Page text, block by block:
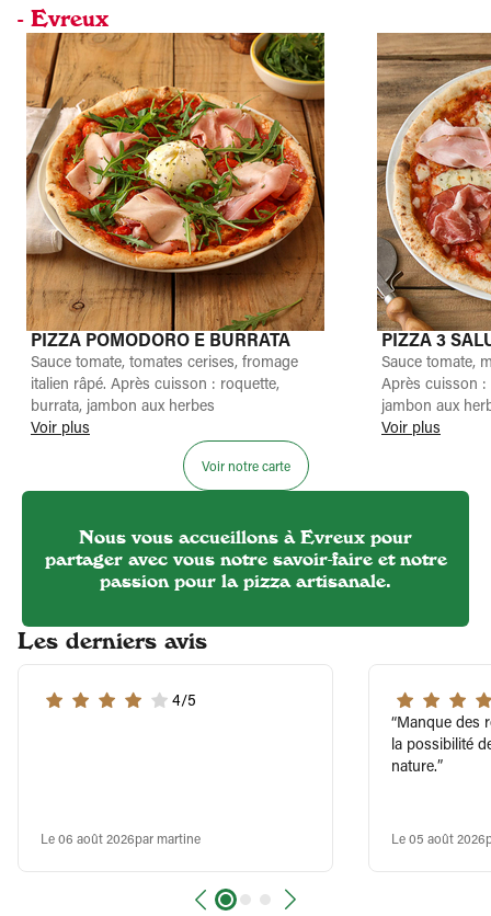
- Evreux
PIZZA POMODORO E BURRATA
Sauce tomate, tomates cerises, fromage
italien râpé. Après cuisson : roquette,
burrata, jambon aux herbes
Voir plus
PIZZA 3
Sauce tomate,
Après cuisson :
jambon aux
Voir plus
Voir notre carte
Nous vous accueillons à Evreux pour
partager avec vous notre savoir-faire et notre
passion pour la pizza artisanale.
Les derniers avis
4/5
Le 06 août 2026par martine
Manque des
la possibilité
nature.
Le 05 août 2026